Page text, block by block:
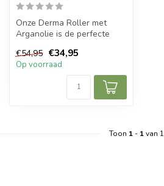
Onze Derma Roller met
Arganolie is de perfecte
huidverzorging en ...
€54,95 €34,95
Op voorraad
Toon 1- 1van 1